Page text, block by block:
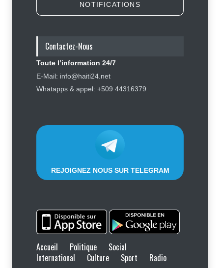
Élections : Alix Didier Fils-Aimé
Haïti : Sandra Paulemon appelle à
accélérer la campagne de
NOTIFICATIONS
Contactez-Nous
Toute l’information 24/7
E-Mail: info@haiti24.net
Whatapps & appel: +509 44316379
REJOIGNEZ NOUS SUR TELEGRAM
Accueil Politique
Social
International
Culture Sport Radio